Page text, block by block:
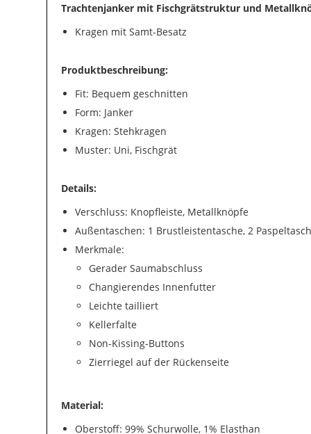
Trachtenjanker mit Fischgrätstruktur und
Kragen mit Samt-Besatz
Produktbeschreibung:
Fit: Bequem geschnitten
Form: Janker
Kragen: Stehkragen
Muster: Uni, Fischgrät
Details:
Verschluss: Knopfleiste, Metallknöpfe
Außentaschen: 1 Brustleistentasche, 2
Merkmale:
Gerader Saumabschluss
Changierendes Innenfutter
Leichte tailliert
Kellerfalte
Non-Kissing-Buttons
Zierriegel auf der Rückenseite
Material:
Oberstoff: 99% Schurwolle, 1% Elasthan